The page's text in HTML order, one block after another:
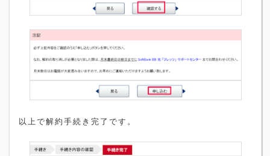
以上で解約手続き完了です。